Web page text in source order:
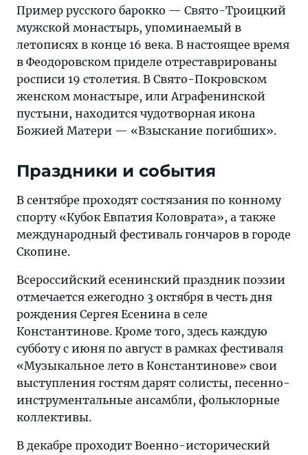
Пример русского барокко — Свято-Троицкий
мужской монастырь, упоминаемый в
летописях в конце 16 века. В настоящее время
в Феодоровском приделе отреставрированы
росписи 19 столетия. В Свято-Покровском
женском монастыре, или Аграфенинской
пустыни, находится чудотворная икона
Божией Матери — «Взыскание погибших».
Праздники и события
В сентябре проходят состязания по конному
спорту «Кубок Евпатия Коловрата», а также
международный фестиваль гончаров в городе
Скопине.
Всероссийский есенинский праздник поэзии
отмечается ежегодно 3 октября в честь дня
рождения Сергея Есенина в селе
Константинове. Кроме того, здесь каждую
субботу с июня по август в рамках фестиваля
«Музыкальное лето в Константинове» свои
выступления гостям дарят солисты, песенно-
инструментальные ансамбли, фольклорные
коллективы.
В декабре проходит Военно-исторический